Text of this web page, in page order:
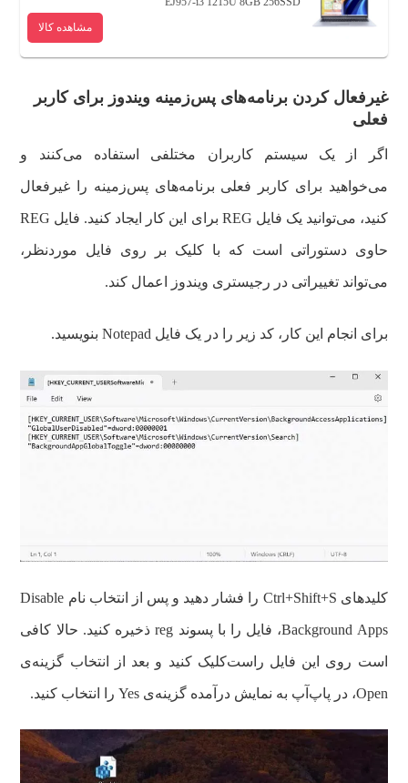
مشاهده کالا
غیرفعال کردن برنامه‌های پس‌زمینه ویندوز برای کاربر
فعلی
اگر از یک سیستم کاربران مختلفی استفاده می‌کنند و
می‌خواهید برای کاربر فعلی برنامه‌های پس‌زمینه را غیرفعال
کنید، می‌توانید یک فایل REG برای این کار ایجاد کنید. فایل REG
حاوی دستوراتی است که با کلیک بر روی فایل موردنظر،
می‌تواند تغییراتی در رجیستری ویندوز اعمال کند.
برای انجام این کار، کد زیر را در یک فایل Notepad بنویسید.
کلیدهای Ctrl+Shift+S را فشار دهید و پس از انتخاب نام Disable
Background Apps، فایل را با پسوند reg ذخیره کنید. حالا کافی
است روی این فایل راست‌کلیک کنید و بعد از انتخاب گزینه‌ی
Open، در پاپ‌آپ به نمایش درآمده گزینه‌ی Yes را انتخاب کنید.